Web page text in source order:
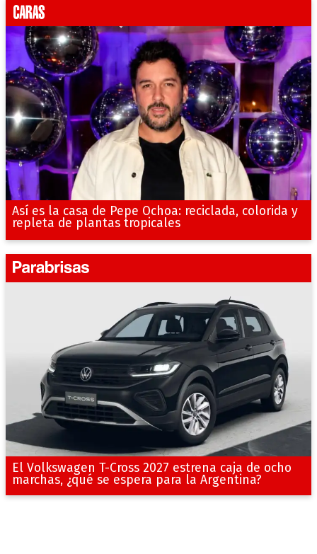
Así es la casa de Pepe Ochoa: reciclada, colorida y
repleta de plantas tropicales
El Volkswagen T-Cross 2027 estrena caja de ocho
marchas, ¿qué se espera para la Argentina?